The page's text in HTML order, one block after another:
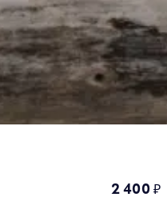
2 400₽